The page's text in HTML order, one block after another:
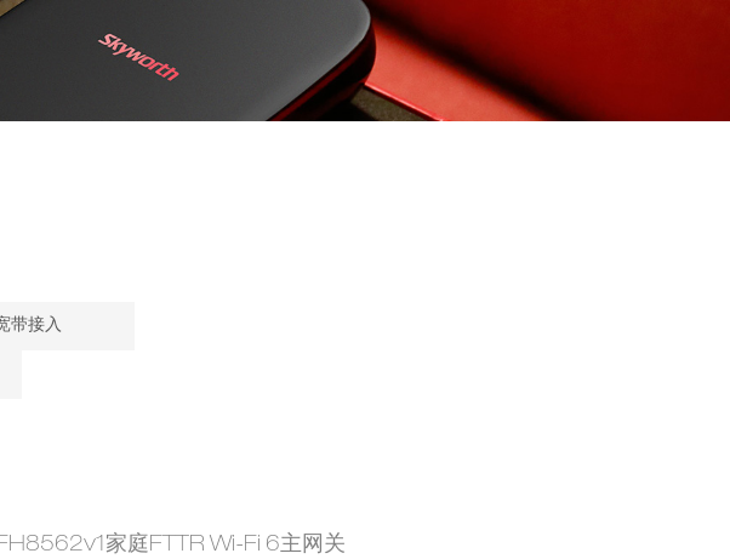
带接入
家庭FTTR Wi-Fi 6主网关